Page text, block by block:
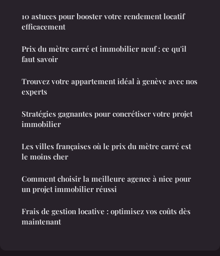
10 astuces pour booster votre rendement locatif
efficacement
Prix du mètre carré et immobilier neuf : ce qu'il
faut savoir
Trouvez votre appartement idéal à genève avec nos
experts
Stratégies gagnantes pour concrétiser votre projet
immobilier
Les villes françaises où le prix du mètre carré est
le moins cher
Comment choisir la meilleure agence à nice pour
un projet immobilier réussi
Frais de gestion locative : optimisez vos coûts dès
maintenant